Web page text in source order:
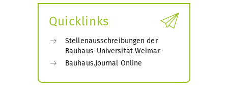
Quicklinks
Stellenausschreibungen der
Bauhaus-Universität Weimar
Bauhaus.Journal Online